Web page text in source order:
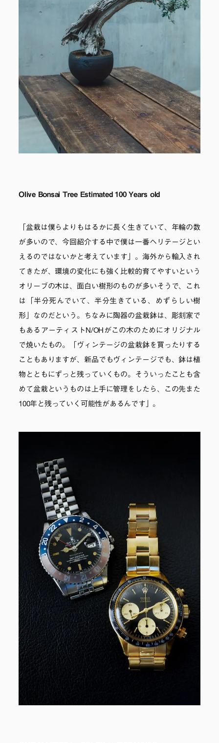
Olive Bonsai Tree Estimated 100 Years old
「盆栽は僕らよりもはるかに長く生きていて、年輪の数
が多いので、今回紹介する中で僕は一番ヘリテージとい
えるのではないかと考えています」。海外から輸入され
てきたが、環境の変化にも強く比較的育てやすいという
オリーブの木は、面白い樹形のものが多いそうで、これ
は「半分死んでいて、半分生きている、めずらしい樹
形」なのだという。ちなみに陶器の盆栽鉢は、彫刻家で
もあるアーティストN/OHがこの木のためにオリジナル
で焼いたもの。「ヴィンテージの盆栽鉢を買ったりする
こともありますが、新品でもヴィンテージでも、鉢は植
物とともにずっと残っていくもの。そういったことも含
めて盆栽というものは上手に管理をしたら、この先また
100年と残っていく可能性があるんです」。